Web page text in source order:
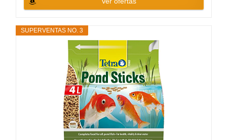
SUPERVENTAS NO. 3